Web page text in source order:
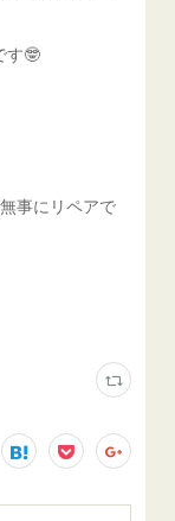
す🤓
事にリペアで